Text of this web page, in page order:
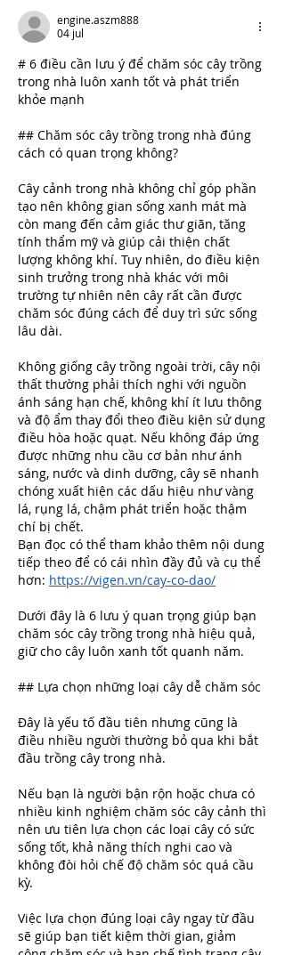
engine.aszm888
04 jul
# 6 điều cần lưu ý để chăm sóc cây trồng
trong nhà luôn xanh tốt và phát triển
khỏe mạnh
## Chăm sóc cây trồng trong nhà đúng
cách có quan trọng không?
Cây cảnh trong nhà không chỉ góp phần
tạo nên không gian sống xanh mát mà
còn mang đến cảm giác thư giãn, tăng
tính thẩm mỹ và giúp cải thiện chất
lượng không khí. Tuy nhiên, do điều kiện
sinh trưởng trong nhà khác với môi
trường tự nhiên nên cây rất cần được
chăm sóc đúng cách để duy trì sức sống
lâu dài.
Không giống cây trồng ngoài trời, cây nội
thất thường phải thích nghi với nguồn
ánh sáng hạn chế, không khí ít lưu thông
và độ ẩm thay đổi theo điều kiện sử dụng
điều hòa hoặc quạt. Nếu không đáp ứng
được những nhu cầu cơ bản như ánh
sáng, nước và dinh dưỡng, cây sẽ nhanh
chóng xuất hiện các dấu hiệu như vàng
lá, rụng lá, chậm phát triển hoặc thậm
chí bị chết.
Bạn đọc có thể tham khảo thêm nội dung
tiếp theo để có cái nhìn đầy đủ và cụ thể
hơn: https://vigen.vn/cay-co-dao/
Dưới đây là 6 lưu ý quan trọng giúp bạn
chăm sóc cây trồng trong nhà hiệu quả,
giữ cho cây luôn xanh tốt quanh năm.
## Lựa chọn những loại cây dễ chăm sóc
Đây là yếu tố đầu tiên nhưng cũng là
điều nhiều người thường bỏ qua khi bắt
đầu trồng cây trong nhà.
Nếu bạn là người bận rộn hoặc chưa có
nhiều kinh nghiệm chăm sóc cây cảnh thì
nên ưu tiên lựa chọn các loại cây có sức
sống tốt, khả năng thích nghi cao và
không đòi hỏi chế độ chăm sóc quá cầu
kỳ.
Việc lựa chọn đúng loại cây ngay từ đầu
sẽ giúp bạn tiết kiệm thời gian, giảm